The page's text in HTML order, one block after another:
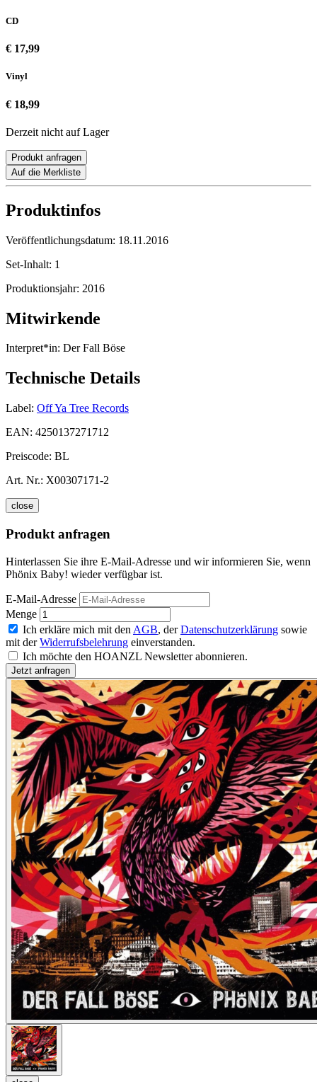
CD
€ 17,99
Vinyl
€ 18,99
Derzeit nicht auf Lager
Produkt anfragen
Auf die Merkliste
Produktinfos
Veröffentlichungsdatum: 18.11.2016
Set-Inhalt: 1
Produktionsjahr: 2016
Mitwirkende
Interpret*in: Der Fall Böse
Technische Details
Label: Off Ya Tree Records
EAN: 4250137271712
Preiscode: BL
Art. Nr.: X00307171-2
close
Produkt anfragen
Hinterlassen Sie ihre E-Mail-Adresse und wir informieren Sie, wenn
Phönix Baby! wieder verfügbar ist.
E-Mail-Adresse
Menge
Ich erkläre mich mit den AGB, derDatenschutzerklärung sowie
mit derWiderrufsbelehrung einverstanden.
Ich möchte den HOANZL Newsletter abonnieren.